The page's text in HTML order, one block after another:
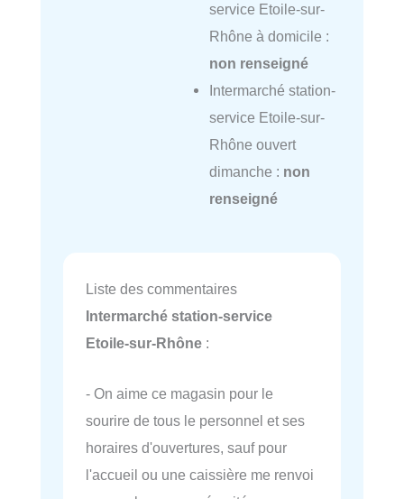
service Etoile-sur-
Rhône à domicile :
non renseigné
Intermarché station-
service Etoile-sur-
Rhône ouvert
dimanche : non
renseigné
Liste des commentaires
Intermarché station-service
Etoile-sur-Rhône :
- On aime ce magasin pour le
sourire de tous le personnel et ses
horaires d'ouvertures, sauf pour
l'accueil ou une caissière me renvoi